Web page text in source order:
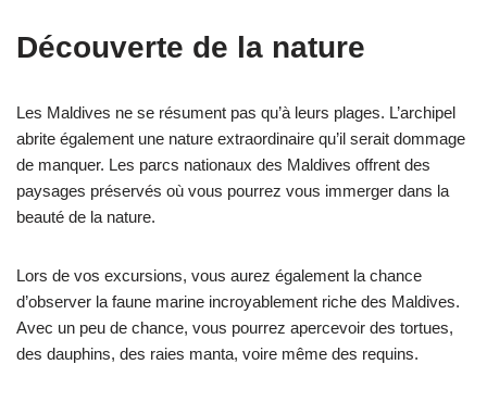
Découverte de la nature
Les Maldives ne se résument pas qu’à leurs plages. L’archipel
abrite également une nature extraordinaire qu’il serait dommage
de manquer. Les parcs nationaux des Maldives offrent des
paysages préservés où vous pourrez vous immerger dans la
beauté de la nature.
Lors de vos excursions, vous aurez également la chance
d’observer la faune marine incroyablement riche des Maldives.
Avec un peu de chance, vous pourrez apercevoir des tortues,
des dauphins, des raies manta, voire même des requins.